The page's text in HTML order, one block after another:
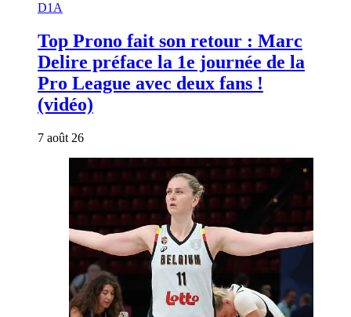
D1A
Top Prono fait son retour : Marc
Delire préface la 1e journée de la
Pro League avec deux fans !
(vidéo)
7 août 26